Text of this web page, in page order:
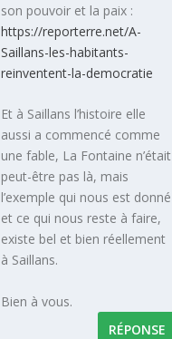
son pouvoir et la paix :
https://reporterre.net/A-
Saillans-les-habitants-
reinventent-la-democratie
Et à Saillans l’histoire elle
aussi a commencé comme
une fable, La Fontaine n’était
peut-être pas là, mais
l’exemple qui nous est donné
et ce qui nous reste à faire,
existe bel et bien réellement
à Saillans.
Bien à vous.
RÉPONSE